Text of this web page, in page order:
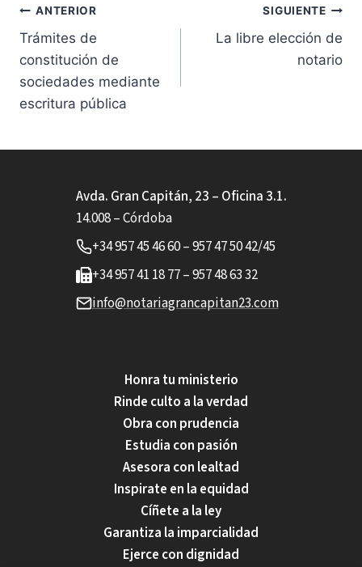
Navegación
de
entradas
ANTERIOR
Trámites de
constitución de
sociedades mediante
escritura pública
SIGUIENTE
La libre elección de
notario
Avda. Gran Capitán, 23 – Oficina 3.1.
14.008 – Córdoba
+34 957 45 46 60 – 957 47 50 42/45
+34 957 41 18 77 – 957 48 63 32
info@notariagrancapitan23.com
Honra tu ministerio
Rinde culto a la verdad
Obra con prudencia
Estudia con pasión
Asesora con lealtad
Inspirate en la equidad
Cíñete a la ley
Garantiza la imparcialidad
Ejerce con dignidad